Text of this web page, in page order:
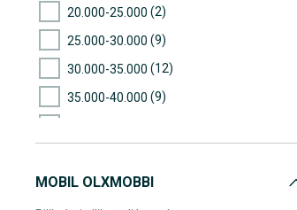
20.000-25.000 (2)
25.000-30.000 (9)
30.000-35.000 (12)
35.000-40.000 (9)
50.000-55.000
MOBIL OLXMOBBI